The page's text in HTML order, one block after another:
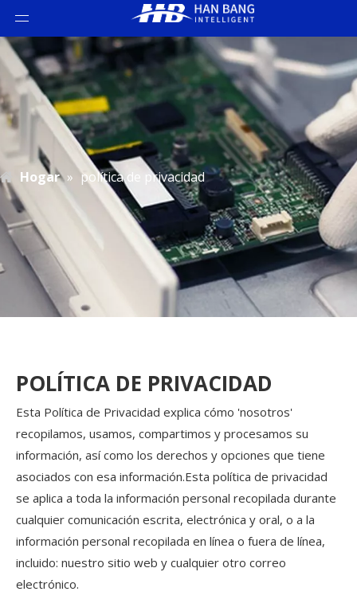
Hogar » política de privacidad
POLÍTICA DE PRIVACIDAD
Esta Política de Privacidad explica cómo 'nosotros'
recopilamos, usamos, compartimos y procesamos su
información, así como los derechos y opciones que tiene
asociados con esa información.Esta política de privacidad
se aplica a toda la información personal recopilada durante
cualquier comunicación escrita, electrónica y oral, o a la
información personal recopilada en línea o fuera de línea,
incluido: nuestro sitio web y cualquier otro correo
electrónico.